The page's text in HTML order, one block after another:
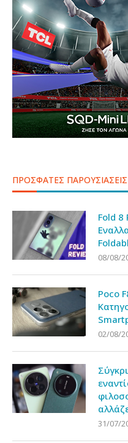
ΠΡΟΣΦΑΤΕΣ ΠΑΡΟΥΣΙΑΣΕΙΣ
Fold 8
08/08/
Poco
02/08/
31/07/